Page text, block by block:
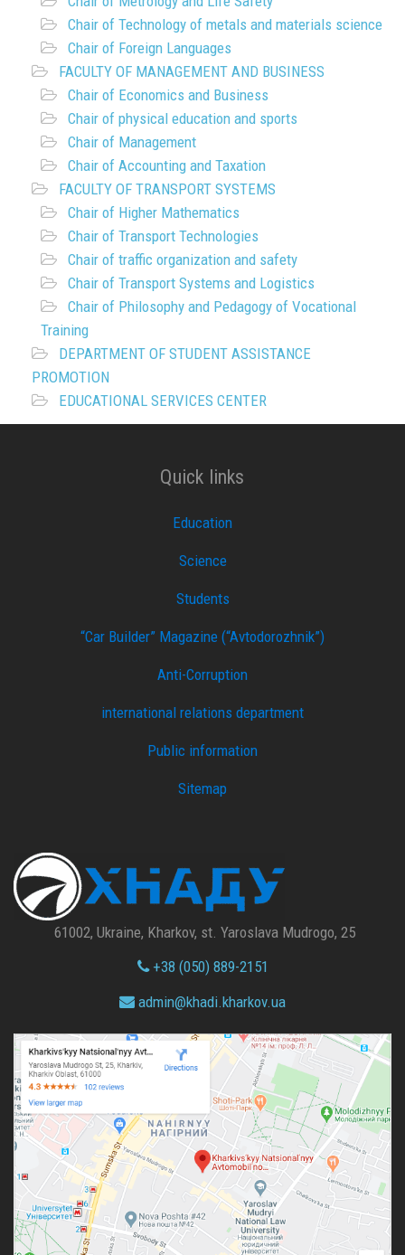
Chair of Technology of metals and materials science
Chair of Foreign Languages
FACULTY OF MANAGEMENT AND BUSINESS
Chair of Economics and Business
Chair of physical education and sports
Chair of Management
Chair of Accounting and Taxation
FACULTY OF TRANSPORT SYSTEMS
Chair of Higher Mathematics
Chair of Transport Technologies
Chair of traffic organization and safety
Chair of Transport Systems and Logistics
Chair of Philosophy and Pedagogy of Vocational
Training
DEPARTMENT OF STUDENT ASSISTANCE
PROMOTION
EDUCATIONAL SERVICES CENTER
Quick links
Education
Science
Students
“Car Builder” Magazine (“Avtodorozhnik”)
Anti-Corruption
international relations department
Public information
Sitemap
61002, Ukraine, Kharkov, st. Yaroslava Mudrogo, 25
+38 (050) 889-2151
admin@khadi.kharkov.ua